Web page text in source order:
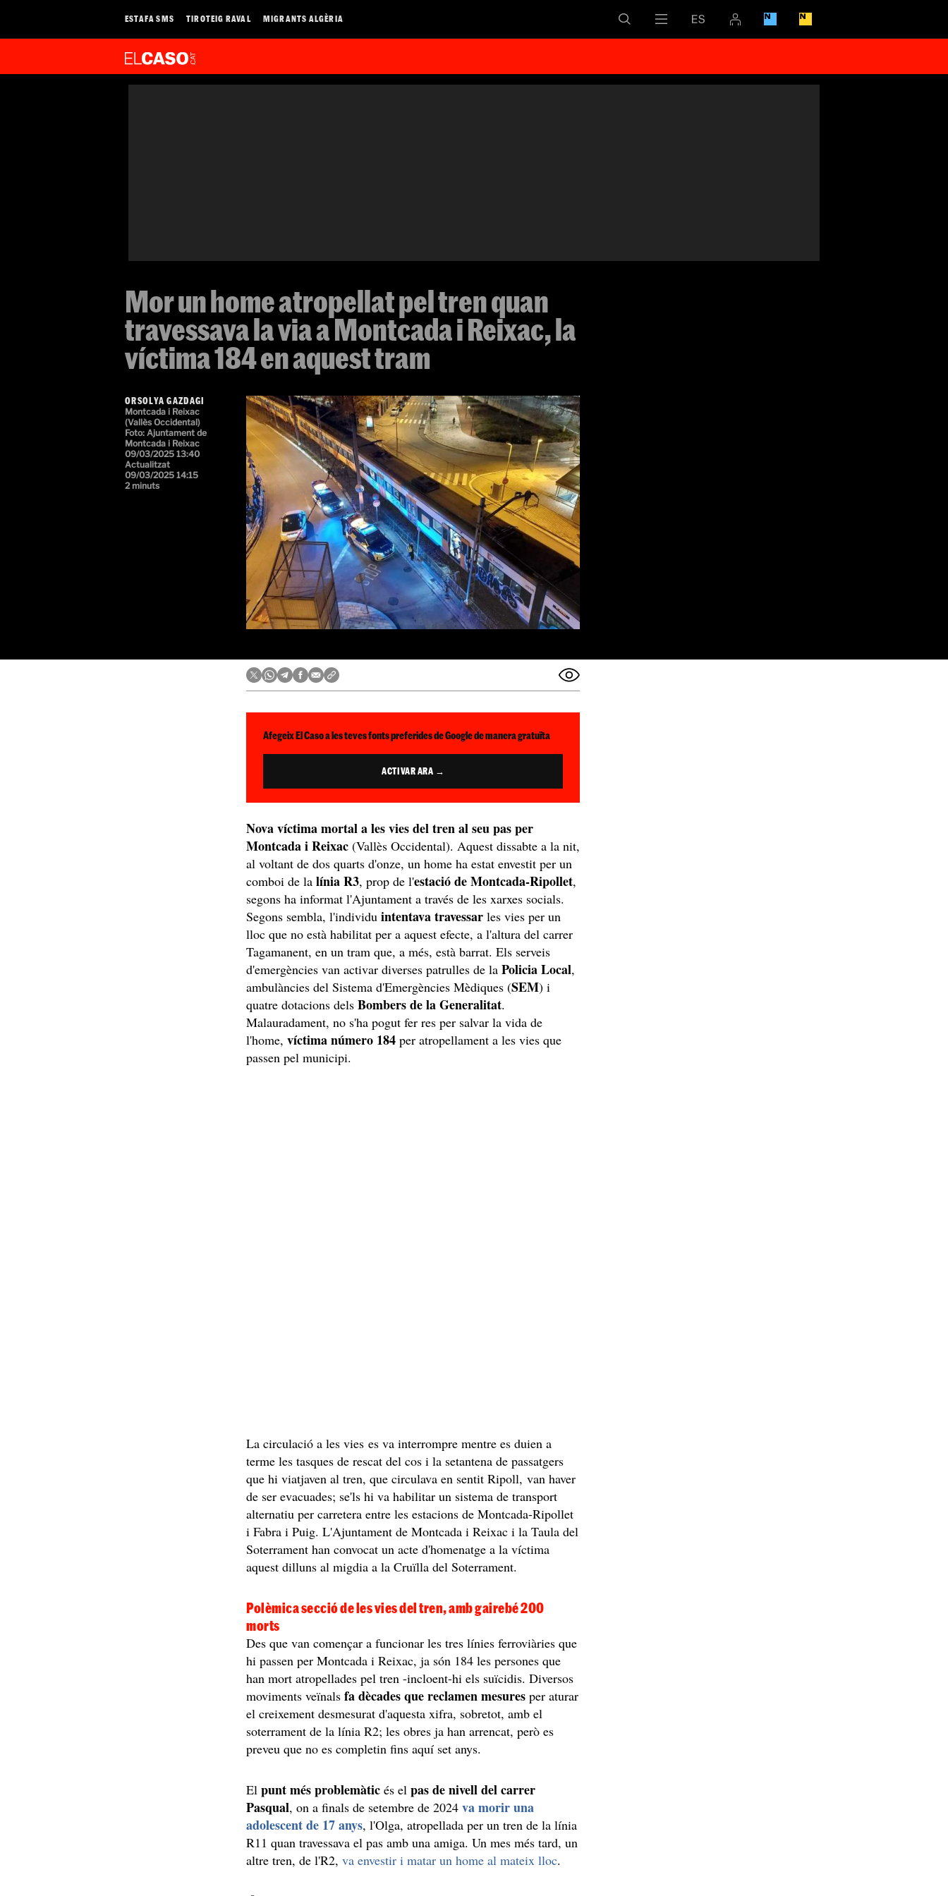
ESTAFA SMS TIROTEIG RAVAL MIGRANTS ALGÈRIA
Mor un home atropellat pel tren quan
travessava la via a Montcada i Reixac, la
víctima 184 en aquest tram
ORSOLYA GAZDAGI
Montcada i Reixac
(Vallès Occidental)
Foto: Ajuntament de
Montcada i Reixac
09/03/2025 13:40
Actualitzat
09/03/2025 14:15
2 minuts
Afegeix El Caso a les teves fonts preferides de Google de manera gratuïta
ACTIVAR ARA →
Nova víctima mortal a les vies del tren al seu pas per
Montcada i Reixac (Vallès Occidental). Aquest dissabte a la nit,
al voltant de dos quarts d'onze, un home ha estat envestit per un
comboi de la línia R3, prop de l'estació de Montcada-Ripollet,
segons ha informat l'Ajuntament a través de les xarxes socials.
Segons sembla, l'individuintentava travessar les vies per un
lloc que no està habilitat per a aquest efecte, a l'altura del carrer
Tagamanent, en un tram que, a més, està barrat. Els serveis
d'emergències van activar diverses patrulles de laPolicia Local,
ambulàncies del Sistema d'Emergències Mèdiques (SEM) i
quatre dotacions delsBombers de la Generalitat.
Malauradament, no s'ha pogut fer res per salvar la vida de
l'home,víctima número 184 per atropellament a les vies que
passen pel municipi.
La circulació a les vies es va interrompre mentre es duien a
terme les tasques de rescat del cos i la setantena de passatgers
que hi viatjaven al tren, que circulava en sentit Ripoll, van haver
de ser evacuades; se'ls hi va habilitar un sistema de transport
alternatiu per carretera entre les estacions de Montcada-Ripollet
i Fabra i Puig. L'Ajuntament de Montcada i Reixac i la Taula del
Soterrament han convocat un acte d'homenatge a la víctima
aquest dilluns al migdia a la Cruïlla del Soterrament.
Polèmica secció de les vies del tren, amb gairebé 200
morts
Des que van començar a funcionar les tres línies ferroviàries que
hi passen per Montcada i Reixac, ja són 184 les persones que
han mort atropellades pel tren -incloent-hi els suïcidis. Diversos
moviments veïnals fa dècades que reclamen mesures per aturar
el creixement desmesurat d'aquesta xifra, sobretot, amb el
soterrament de la línia R2; les obres ja han arrencat, però es
preveu que no es completin fins aquí set anys.
Elpunt més problemàtic és elpas de nivell del carrer
Pasqual, on a finals de setembre de 2024va morir una
adolescent de 17 anys, l'Olga, atropellada per un tren de la línia
R11 quan travessava el pas amb una amiga. Un mes més tard, un
altre tren, de l'R2,va envestir i matar un home al mateix lloc.